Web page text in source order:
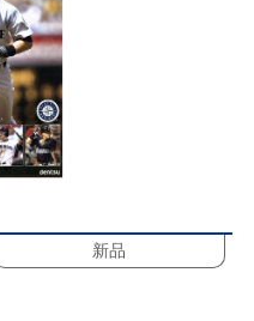
新品